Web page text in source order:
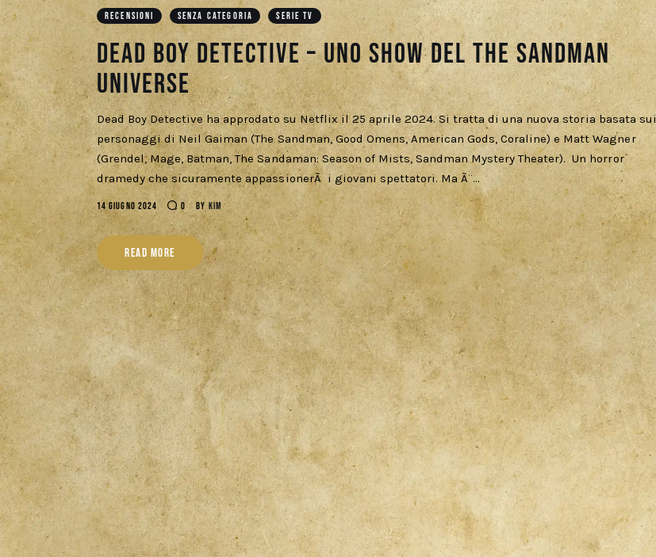
RECENSIONI SENZA CATEGORIA SERIE TV
Dead Boy Detective – Uno show Del The Sandman
Universe
Dead Boy Detective ha approdato su Netflix il 25 aprile 2024. Si tratta di una nuova storia basata sui
personaggi di Neil Gaiman (The Sandman, Good Omens, American Gods, Coraline) e Matt Wagner
(Grendel, Mage, Batman, The Sandaman: Season of Mists, Sandman Mystery Theater). Un horror
dramedy che sicuramente appassionerÃ i giovani spettatori. Ma Ã¨…
14 GIUGNO 2024 0 BY KIM
READ MORE